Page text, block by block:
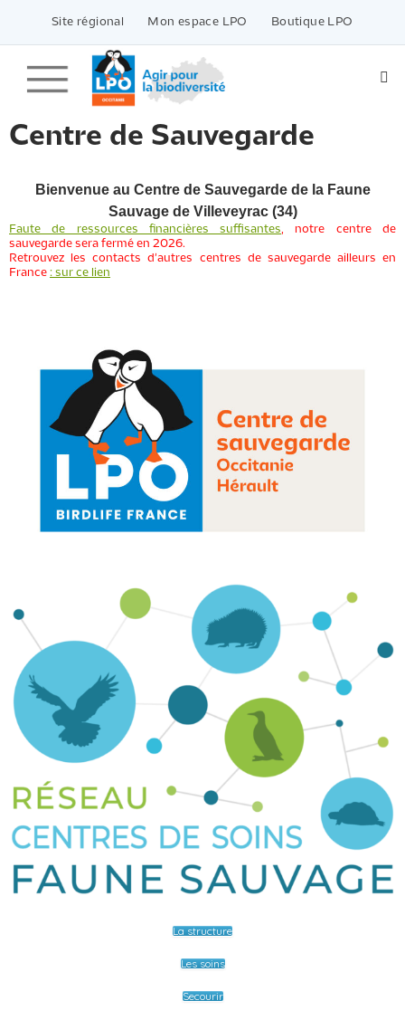
contenu
Site régional Mon espace LPO Boutique LPO
Centre de Sauvegarde
Bienvenue au Centre de Sauvegarde de la Faune
Sauvage de Villeveyrac (34)
Faute de ressources financières suffisantes
, notre centre de
sauvegarde sera fermé en 2026.
Retrouvez les contacts d'autres centres de sauvegarde ailleurs en
France : sur ce lien
La structure
Les soins
Secourir